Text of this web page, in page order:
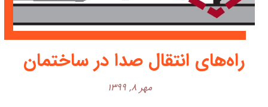
راه‌های انتقال صدا در ساختمان
مهر ۸, ۱۳۹۹